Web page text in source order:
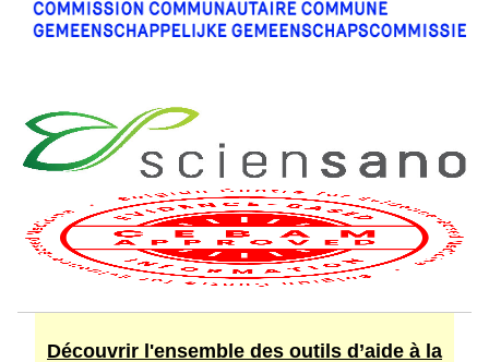
Découvrir l'ensemble des outils d’aide à la